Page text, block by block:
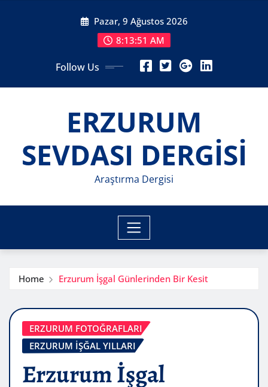
Pazar, 9 Ağustos 2026
8:13:53 AM
Follow Us
ERZURUM
SEVDASI DERGİSİ
Araştırma Dergisi
Home Erzurum İşgal Günlerinden Bir Kesit
ERZURUM FOTOĞRAFLARI
ERZURUM İŞĞAL YILLARI
Erzurum İşgal